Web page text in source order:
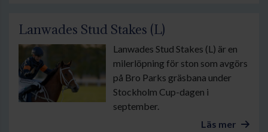
Lanwades Stud Stakes (L)
Lanwades Stud Stakes (L) är en
milerlöpning för ston som avgörs
på Bro Parks gräsbana under
Stockholm Cup-dagen i
september.
Läs mer